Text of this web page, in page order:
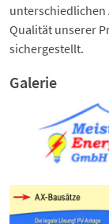
unterschiedlichen
Qualität unserer
sichergestellt.
Galerie